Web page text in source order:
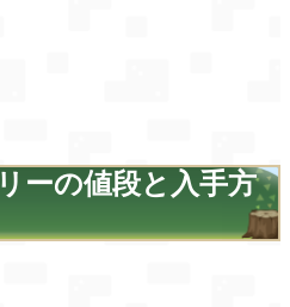
ーの値段と入手方